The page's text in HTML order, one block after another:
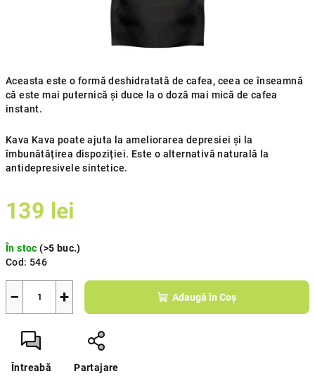
Aceasta este o formă deshidratată de cafea, ceea ce înseamnă
că este mai puternică și duce la o doză mai mică de cafea
instant.
Kava Kava poate ajuta la ameliorarea depresiei și la
îmbunătățirea dispoziției. Este o alternativă naturală la
antidepresivele sintetice.
139 lei
preţ:
În stoc(>5 buc.)
Cod: 546
+
− Adaugă în Coş
Întreabă Partajare